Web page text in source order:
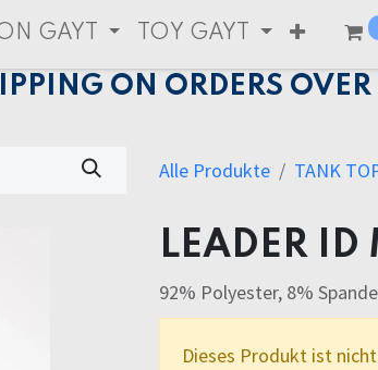
GAYT TOY GAYT
ON ORDERS
Alle Produkte TANK
LEADER ID
92% Polyester, 8%
Dieses Produkt ist